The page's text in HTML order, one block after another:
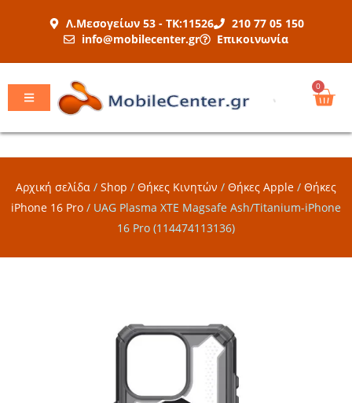
Λ.Μεσογείων 53 - ΤΚ:11526
210 77 05 150
info@mobilecenter.gr
Επικοινωνία
0
Αρχική σελίδα / Shop / Θήκες Κινητών / Θήκες Apple / Θήκες
iPhone 16 Pro / UAG Plasma XTE Magsafe Ash/Titanium-iPhone
16 Pro (114474113136)